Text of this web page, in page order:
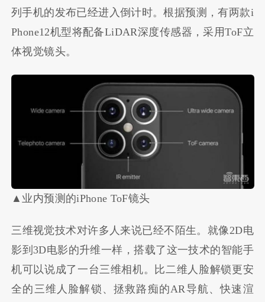
列手机的发布已经进入倒计时。根据预测，有两款i
Phone12机型将配备LiDAR深度传感器，采用ToF立
体视觉镜头。
▲业内预测的iPhone ToF镜头
三维视觉技术对许多人来说已经不陌生。就像2D电
影到3D电影的升维一样，搭载了这一技术的智能手
机可以说成了一台三维相机。比二维人脸解锁更安
全的三维人脸解锁、拯救路痴的AR导航、快速渲